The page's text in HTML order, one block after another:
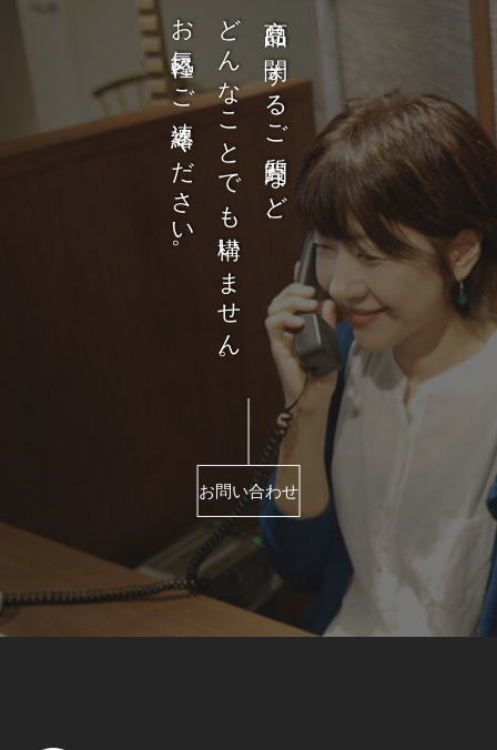
商品に関するご質問など、
どんなことでも構いません。
お気軽にご連絡ください。
お問い合わせ